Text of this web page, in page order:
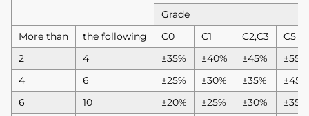
Grade
More than
the following C0 C1 C2,C3
C5
2
4 ±35% ±40% ±45%
±55%
4
6 ±25% ±30% ±35%
±45%
6
10 ±20% ±25% ±30%
±35%